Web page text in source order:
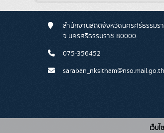
สำนักงานสถิติจังหวัดนครศรีธรรมร
จ.นครศรีธรรมราช 80000
075-356452
saraban_nksitham@nso.mail.go.th
เว็บ